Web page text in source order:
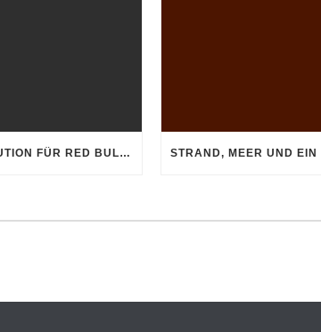
TV-DISTRIBUTION FÜR RED BULL TRI ISLANDS